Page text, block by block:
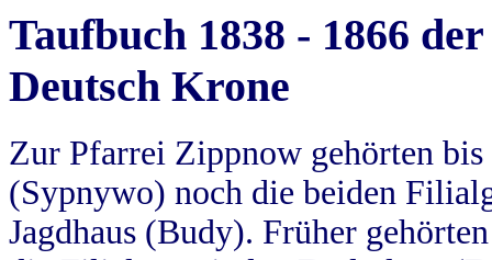
Taufbuch 1838 - 1866
Deutsch Krone
Zur Pfarrei Zippnow gehörten
(Sypnywo) noch die beiden
Jagdhaus (Budy). Früher